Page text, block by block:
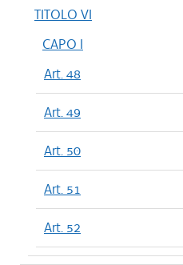
TITOLO VI
CAPO I
Art. 48
Art. 49
Art. 50
Art. 51
Art. 52